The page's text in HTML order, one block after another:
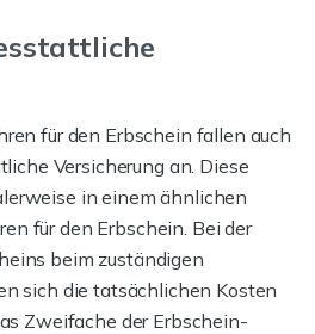
für den Erbschein fallen auch
Versicherung an. Diese
in einem ähnlichen
für den Erbschein. Bei der
beim zuständigen
sich die tatsächlichen Kosten
Zweifache der Erbschein-